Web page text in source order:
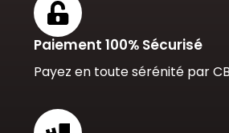
Paiement 100% Sécurisé
Payez en toute sérénité par